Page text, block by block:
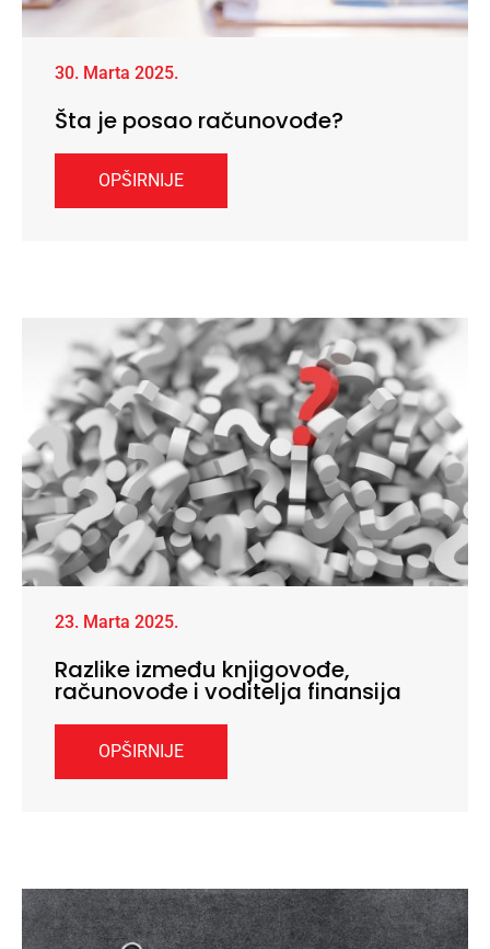
30. Marta 2025.
Šta je posao računovođe?
OPŠIRNIJE
23. Marta 2025.
Razlike između knjigovođe,
računovođe i voditelja finansija
OPŠIRNIJE